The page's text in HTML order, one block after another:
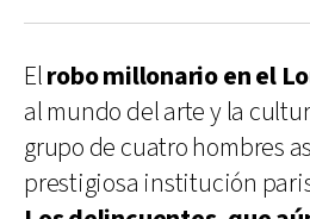
Elrobo millonario en el
al mundo del arte y la
grupo de cuatro hombres
prestigiosa institución